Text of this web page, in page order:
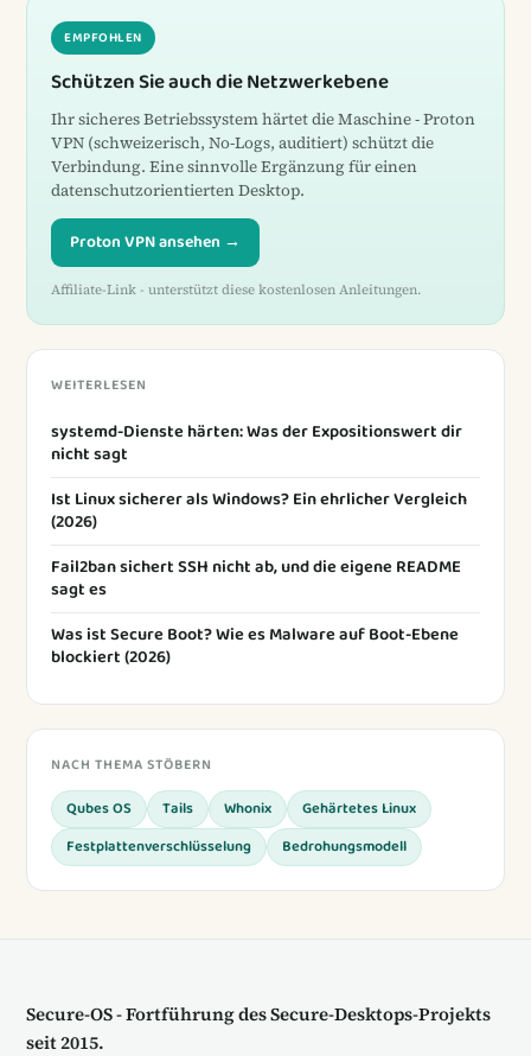
EMPFOHLEN
Schützen Sie auch die Netzwerkebene
Ihr sicheres Betriebssystem härtet die Maschine - Proton
VPN (schweizerisch, No-Logs, auditiert) schützt die
Verbindung. Eine sinnvolle Ergänzung für einen
datenschutzorientierten Desktop.
Proton VPN ansehen →
Affiliate-Link - unterstützt diese kostenlosen Anleitungen.
WEITERLESEN
systemd-Dienste härten: Was der Expositionswert dir
nicht sagt
Ist Linux sicherer als Windows? Ein ehrlicher Vergleich
(2026)
Fail2ban sichert SSH nicht ab, und die eigene README
sagt es
Was ist Secure Boot? Wie es Malware auf Boot-Ebene
blockiert (2026)
NACH THEMA STÖBERN
Qubes OS Tails Whonix
Gehärtetes Linux
Festplattenverschlüsselung
Bedrohungsmodell
Secure-OS - Fortführung des Secure-Desktops-Projekts
seit 2015.